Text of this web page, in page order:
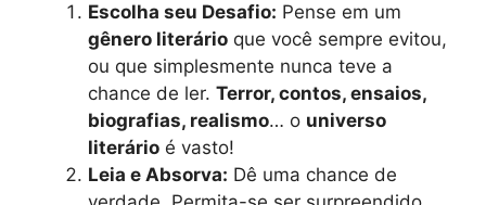
Escolha seu Desafio: Pense em um
gênero literário que você sempre evitou,
ou que simplesmente nunca teve a
chance de ler. Terror, contos, ensaios,
biografias, realismo… o universo
literário é vasto!
Leia e Absorva: Dê uma chance de